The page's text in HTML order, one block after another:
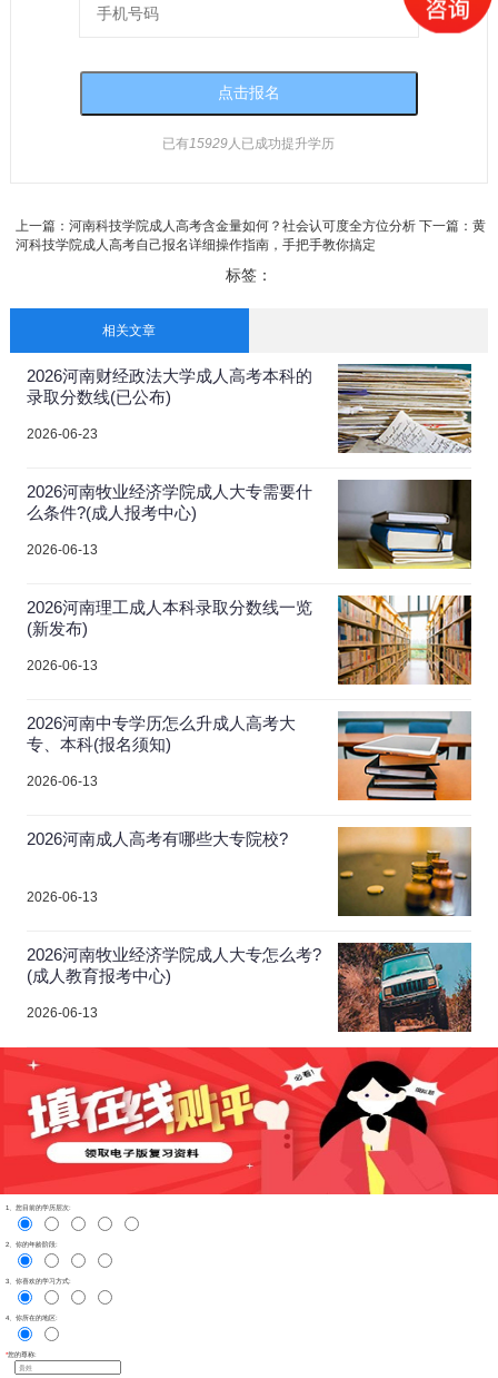
已有15929人已成功提升学历
上一篇： 河南科技学院成人高考含金量如何？社会认可度全方位分析下一篇： 黄
河科技学院成人高考自己报名详细操作指南，手把手教你搞定
标签：
相关文章
2026河南财经政法大学成人高考本科的
录取分数线(已公布)
2026-06-23
2026河南牧业经济学院成人大专需要什
么条件?(成人报考中心)
2026-06-13
2026河南理工成人本科录取分数线一览
(新发布)
2026-06-13
2026河南中专学历怎么升成人高考大
专、本科(报名须知)
2026-06-13
2026河南成人高考有哪些大专院校?
2026-06-13
2026河南牧业经济学院成人大专怎么考?
(成人教育报考中心)
2026-06-13
1、您目前的学历层次:
2、你的年龄阶段:
3、你喜欢的学习方式:
4、你所在的地区:
*您的尊称: